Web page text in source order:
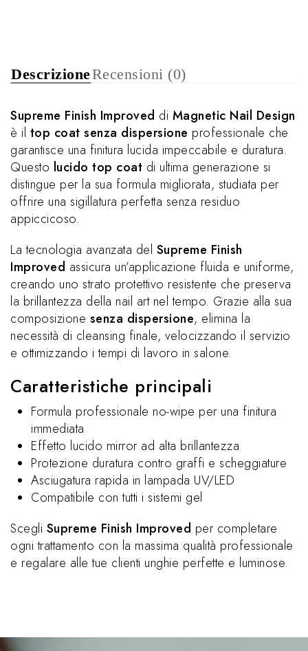
DescrizioneRecensioni (0)
Supreme Finish Improved di Magnetic Nail Design
è il top coat senza dispersione professionale che
garantisce una finitura lucida impeccabile e duratura.
Questo lucido top coat di ultima generazione si
distingue per la sua formula migliorata, studiata per
offrire una sigillatura perfetta senza residuo
appiccicoso.
La tecnologia avanzata del Supreme Finish
Improved assicura un’applicazione fluida e uniforme,
creando uno strato protettivo resistente che preserva
la brillantezza della nail art nel tempo. Grazie alla sua
composizione senza dispersione, elimina la
necessità di cleansing finale, velocizzando il servizio
e ottimizzando i tempi di lavoro in salone.
Caratteristiche principali
Formula professionale no-wipe per una finitura
immediata
Effetto lucido mirror ad alta brillantezza
Protezione duratura contro graffi e scheggiature
Asciugatura rapida in lampada UV/LED
Compatibile con tutti i sistemi gel
Scegli Supreme Finish Improved per completare
ogni trattamento con la massima qualità professionale
e regalare alle tue clienti unghie perfette e luminose.